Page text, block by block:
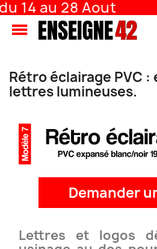
Aout

Rétro éclairage PVC :
lettres lumineuses.
Demander
Lettres et logos